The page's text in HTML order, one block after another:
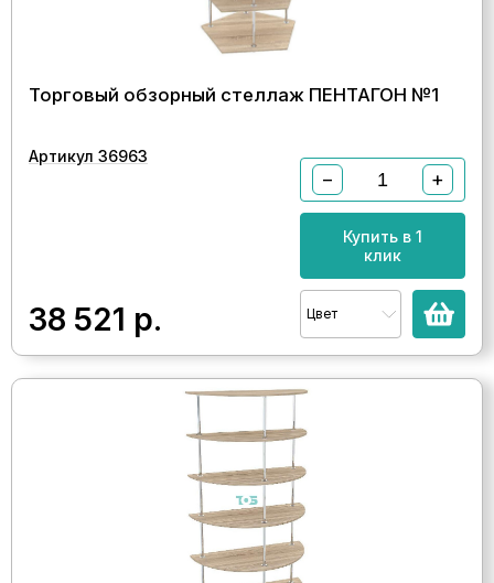
Торговый обзорный стеллаж ПЕНТАГОН №1
Артикул 36963
38 521 р.
− +
Купить в 1
клик
Цвет